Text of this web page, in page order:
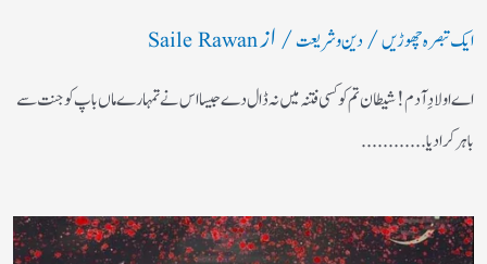
ایک تبصرہ چھوڑیں/دین و شریعت/ ازSaile Rawan
اے اولادِ آدم! شیطان تم کو کسی فتنہ میں نہ ڈال دے جیسا اس نے تمہارے ماں باپ کو جنت سے
باہر کرادیا............